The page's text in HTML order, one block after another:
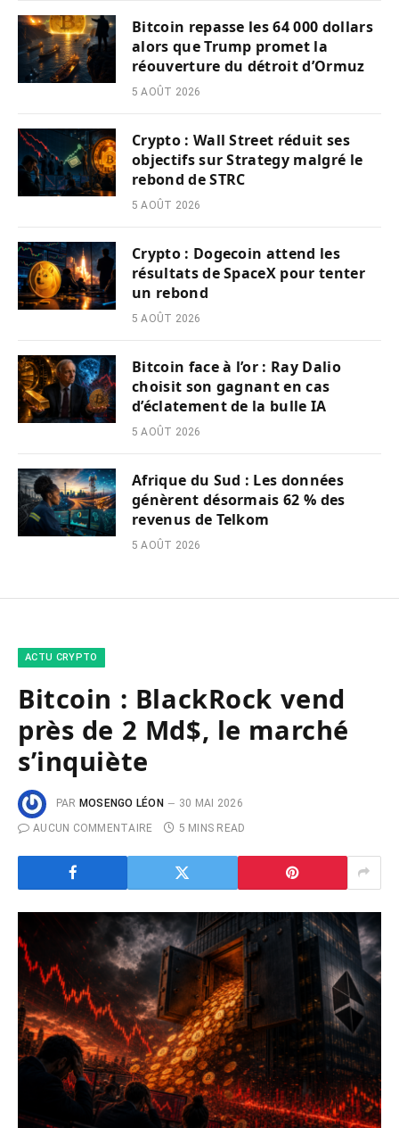
Bitcoin repasse les 64 000 dollars
alors que Trump promet la
réouverture du détroit d’Ormuz
5 AOÛT 2026
Crypto : Wall Street réduit ses
objectifs sur Strategy malgré le
rebond de STRC
5 AOÛT 2026
Crypto : Dogecoin attend les
résultats de SpaceX pour tenter
un rebond
5 AOÛT 2026
Bitcoin face à l’or : Ray Dalio
choisit son gagnant en cas
d’éclatement de la bulle IA
5 AOÛT 2026
Afrique du Sud : Les données
génèrent désormais 62 % des
revenus de Telkom
5 AOÛT 2026
ACTU CRYPTO
Bitcoin : BlackRock vend
près de 2 Md$, le marché
s’inquiète
PAR MOSENGO LÉON
30 MAI 2026
AUCUN COMMENTAIRE
5 MINS READ